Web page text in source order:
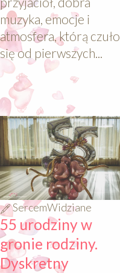
muzyka, emocje i
atmosfera, którą czuło
się od pierwszych...
640
SercemWidziane
55 urodziny w
gronie rodziny.
Dyskretny